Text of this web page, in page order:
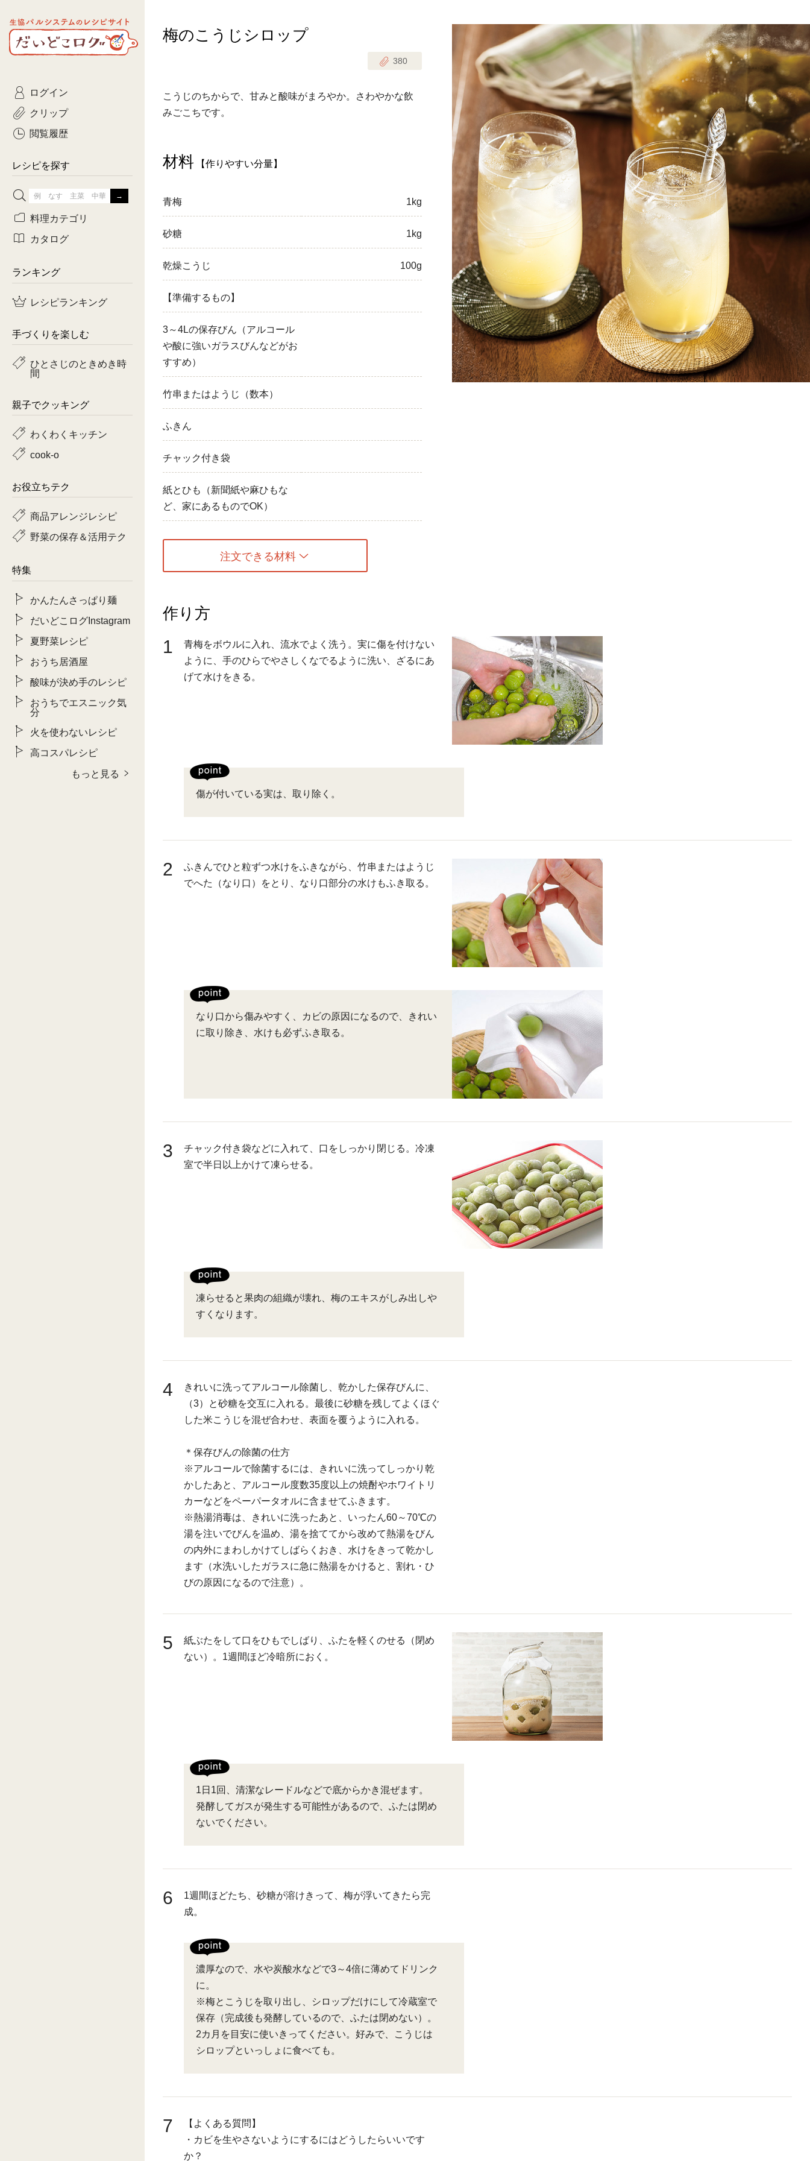
生協パルシステムのレシピ
サイト
だいどこログ
梅のこうじシロップ
380
こうじのちからで、甘みと酸味がまろやか。さわやかな飲
みごこちです。
材料 【作りやすい分量】
青梅 1kg
砂糖 1kg
乾燥こうじ 100g
【準備するもの】
3～4Lの保存びん（アルコール
や酸に強いガラスびんなどがお
すすめ）
竹串またはようじ（数本）
ふきん
チャック付き袋
紙とひも（新聞紙や麻ひもな
ど、家にあるものでOK）
注文できる材料
作り方
1
青梅をボウルに入れ、流水でよく洗う。実に傷を付けない
ように、手のひらでやさしくなでるように洗い、ざるにあ
げて水けをきる。
傷が付いている実は、取り除く。
2
ふきんでひと粒ずつ水けをふきながら、竹串またはようじ
でへた（なり口）をとり、なり口部分の水けもふき取る。
なり口から傷みやすく、カビの原因になるので、きれい
に取り除き、水けも必ずふき取る。
3
チャック付き袋などに入れて、口をしっかり閉じる。冷凍
室で半日以上かけて凍らせる。
凍らせると果肉の組織が壊れ、梅のエキスがしみ出しや
すくなります。
4
きれいに洗ってアルコール除菌し、乾かした保存びんに、
（3）と砂糖を交互に入れる。最後に砂糖を残してよくほぐ
した米こうじを混ぜ合わせ、表面を覆うように入れる。
＊保存びんの除菌の仕方
※アルコールで除菌するには、きれいに洗ってしっかり乾
かしたあと、アルコール度数35度以上の焼酎やホワイトリ
カーなどをペーパータオルに含ませてふきます。
※熱湯消毒は、きれいに洗ったあと、いったん60～70℃の
湯を注いでびんを温め、湯を捨ててから改めて熱湯をびん
の内外にまわしかけてしばらくおき、水けをきって乾かし
ます（水洗いしたガラスに急に熱湯をかけると、割れ・ひ
びの原因になるので注意）。
5
紙ぶたをして口をひもでしばり、ふたを軽くのせる（閉め
ない）。1週間ほど冷暗所におく。
1日1回、清潔なレードルなどで底からかき混ぜます。
発酵してガスが発生する可能性があるので、ふたは閉め
ないでください。
6
1週間ほどたち、砂糖が溶けきって、梅が浮いてきたら完
成。
濃厚なので、水や炭酸水などで3～4倍に薄めてドリンク
に。
※梅とこうじを取り出し、シロップだけにして冷蔵室で
保存（完成後も発酵しているので、ふたは閉めない）。
2カ月を目安に使いきってください。好みで、こうじは
シロップといっしょに食べても。
7
【よくある質問】
・カビを生やさないようにするにはどうしたらいいです
か？
ログイン
クリップ
閲覧履歴
レシピを探す
ひとさじのときめき時間
おきらくだ 1歳半からの幼児食
ピーマン
料理カテゴリ
主菜
常備菜・作りおき お弁当
カタログ
コトコト
yumyumいっしょごはん
乾物屋さん
ランキング
レシピランキング
手づくりを楽しむ
ひとさじのときめき時
間
親子でクッキング
わくわくキッチン
cook-o
お役立ちテク
商品アレンジレシピ
野菜の保存＆活用テク
特集
かんたんさっぱり麺
だいどこログInstagram
夏野菜レシピ
おうち居酒屋
酸味が決め手のレシピ
おうちでエスニック気
分
火を使わないレシピ
高コスパレシピ
もっと見る